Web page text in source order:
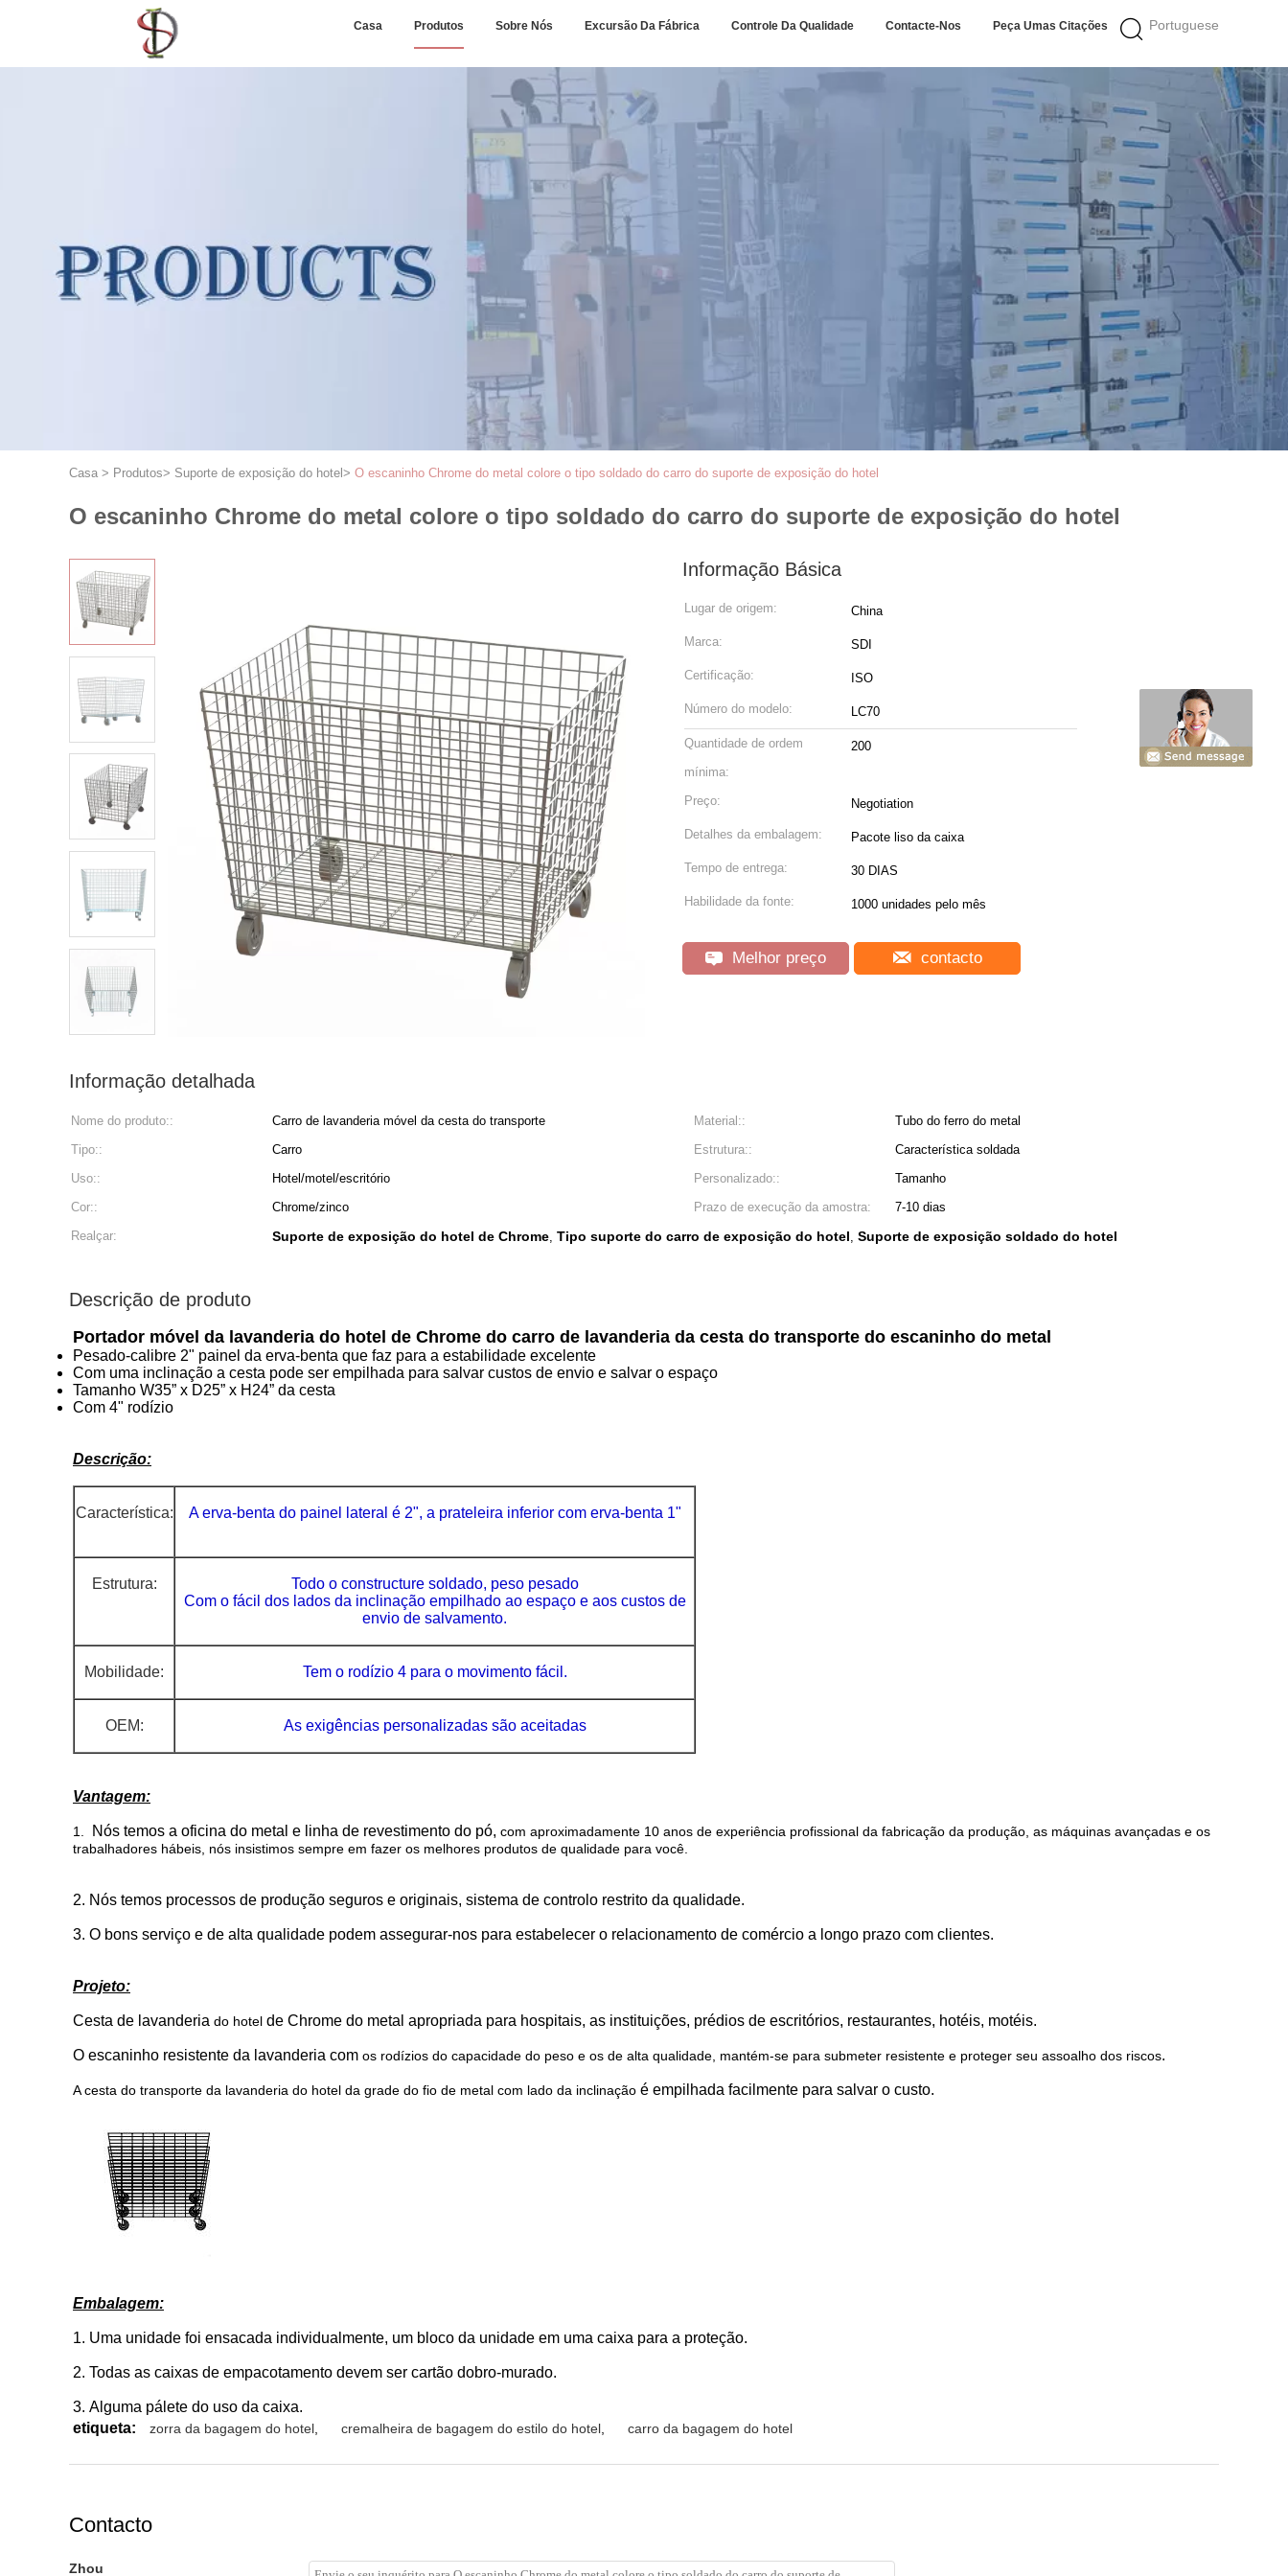
Portuguese
Casa Produtos Sobre Nós Excursão Da Fábrica Controle Da Qualidade Contacte-Nos Peça Umas Citações
Casa > Produtos> Suporte de exposição do hotel > O escaninho Chrome do metal colore o tipo soldado do carro do suporte de exposição do hotel
O escaninho Chrome do metal colore o tipo soldado do carro do suporte de exposição do hotel
Informação Básica
Lugar de origem: China
Marca: SDI
Certificação: ISO
Número do modelo: LC70
Quantidade de ordem
mínima:
200
Preço: Negotiation
Detalhes da embalagem: Pacote liso da caixa
Tempo de entrega: 30 DIAS
Habilidade da fonte: 1000 unidades pelo mês
Melhor preço contacto
Informação detalhada
Nome do produto:: Carro de lavanderia móvel da cesta do transporte Material::
Tubo do ferro do metal
Tipo::
Carro Estrutura::
Característica soldada
Uso::
Hotel/motel/escritório Personalizado::
Tamanho
Cor::
Chrome/zinco Prazo de execução da amostra:
7-10 dias
Realçar:
Suporte de exposição do hotel de Chrome, Tipo suporte do carro de exposição do hotel, Suporte de exposição soldado do hotel
Descrição de produto
Portador móvel da lavanderia do hotel de Chrome do carro de lavanderia da cesta do transporte do escaninho do metal
Pesado-calibre 2" painel da erva-benta que faz para a estabilidade excelente
Com uma inclinação a cesta pode ser empilhada para salvar custos de envio e salvar o espaço
Tamanho W35” x D25” x H24” da cesta
Com 4" rodízio
Descrição:
Característica: A erva-benta do painel lateral é 2", a prateleira inferior com erva-benta 1"
Estrutura:
Todo o constructure soldado, peso pesado
Com o fácil dos lados da inclinação empilhado ao espaço e aos custos de
envio de salvamento.
Mobilidade: Tem o rodízio 4 para o movimento fácil.
OEM: As exigências personalizadas são aceitadas
Vantagem:
1. Nós temos a oficina do metal e linha de revestimento do pó, com aproximadamente 10 anos de experiência profissional da fabricação da produção, as máquinas avançadas e os
trabalhadores hábeis, nós insistimos sempre em fazer os melhores produtos de qualidade para você.
2. Nós temos processos de produção seguros e originais, sistema de controlo restrito da qualidade.
3. O bons serviço e de alta qualidade podem assegurar-nos para estabelecer o relacionamento de comércio a longo prazo com clientes.
Projeto:
Cesta de lavanderia do hotel de Chrome do metal apropriada para hospitais, as instituições, prédios de escritórios, restaurantes, hotéis, motéis.
O escaninho resistente da lavanderia com os rodízios do capacidade do peso e os de alta qualidade, mantém-se para submeter resistente e proteger seu assoalho dos riscos.
A cesta do transporte da lavanderia do hotel da grade do fio de metal com lado da inclinação é empilhada facilmente para salvar o custo.
Embalagem:
1. Uma unidade foi ensacada individualmente, um bloco da unidade em uma caixa para a proteção.
2. Todas as caixas de empacotamento devem ser cartão dobro-murado.
3. Alguma pálete do uso da caixa.
etiqueta:
zorra da bagagem do hotel cremalheira de bagagem do estilo do hotel carro da bagagem do hotel
Contacto
Zhou